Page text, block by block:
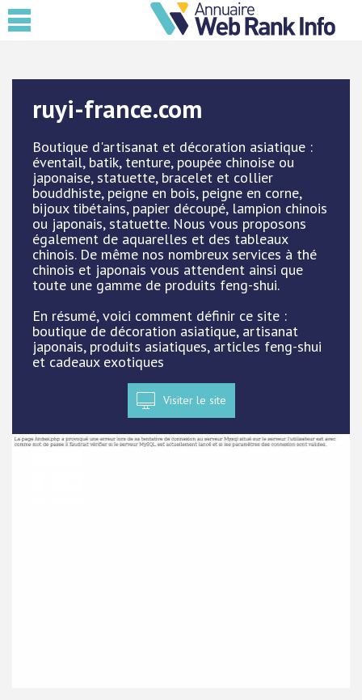
ruyi-france.com
Boutique d'artisanat et décoration asiatique :
éventail, batik, tenture, poupée chinoise ou
japonaise, statuette, bracelet et collier
bouddhiste, peigne en bois, peigne en corne,
bijoux tibétains, papier découpé, lampion chinois
ou japonais, statuette. Nous vous proposons
également de aquarelles et des tableaux
chinois. De même nos nombreux services à thé
chinois et japonais vous attendent ainsi que
toute une gamme de produits feng-shui.
En résumé, voici comment définir ce site :
boutique de décoration asiatique, artisanat
japonais, produits asiatiques, articles feng-shui
et cadeaux exotiques
Visiter le site